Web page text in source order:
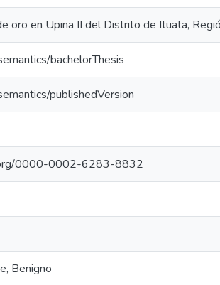
oro en Upina II del Distrito de Ituata,
bachelorThesis
publishedVersion
0000-0002-6283-8832
Benigno